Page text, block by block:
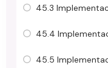
45.3
45.4
45.5